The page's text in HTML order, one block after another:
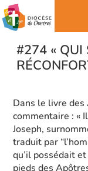
#274 « QUI
Dans le livre des
commentaire : «
Joseph,
traduit par
qu’il possédait
pieds des